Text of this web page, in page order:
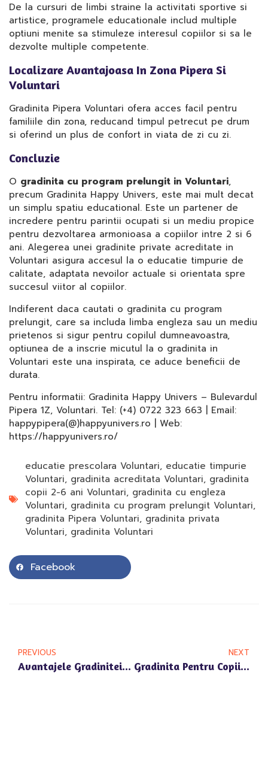
De la cursuri de limbi straine la activitati sportive si
artistice, programele educationale includ multiple
optiuni menite sa stimuleze interesul copiilor si sa le
dezvolte multiple competente.
Localizare Avantajoasa In Zona Pipera Si
Voluntari
Gradinita Pipera Voluntari ofera acces facil pentru
familiile din zona, reducand timpul petrecut pe drum
si oferind un plus de confort in viata de zi cu zi.
Concluzie
O gradinita cu program prelungit in Voluntari,
precum Gradinita Happy Univers, este mai mult decat
un simplu spatiu educational. Este un partener de
incredere pentru parintii ocupati si un mediu propice
pentru dezvoltarea armonioasa a copiilor intre 2 si 6
ani. Alegerea unei gradinite private acreditate in
Voluntari asigura accesul la o educatie timpurie de
calitate, adaptata nevoilor actuale si orientata spre
succesul viitor al copiilor.
Indiferent daca cautati o gradinita cu program
prelungit, care sa includa limba engleza sau un mediu
prietenos si sigur pentru copilul dumneavoastra,
optiunea de a inscrie micutul la o gradinita in
Voluntari este una inspirata, ce aduce beneficii de
durata.
Pentru informatii: Gradinita Happy Univers – Bulevardul
Pipera 1Z, Voluntari. Tel: (+4) 0722 323 663 | Email:
happypipera(@)happyunivers.ro | Web:
https://happyunivers.ro/
educatie prescolara Voluntari, educatie timpurie
Voluntari, gradinita acreditata Voluntari, gradinita
copii 2-6 ani Voluntari, gradinita cu engleza
Voluntari, gradinita cu program prelungit Voluntari,
gradinita Pipera Voluntari, gradinita privata
Voluntari, gradinita Voluntari
Facebook
PREVIOUS
Avantajele Gradinitei Private In Corbeanca Pentru Educatia Prescolara
NEXT
Gradinita Pentru Copii 2-6 Ani In Snagov: Alternative Pentru Parintii Din Voluntari